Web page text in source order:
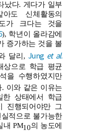
났다. 게다가 일부
도 신체활동의
가 크다는 것을
), 학년이 올라감에
증가하는 것을 볼
달리,Jung et al.
상으로 학급 평균
을 수행하였지만
이와 같은 이유는
한 상태에서 학급
진행되어야만 그
적으로 불가능한
내 PM10의 농도에